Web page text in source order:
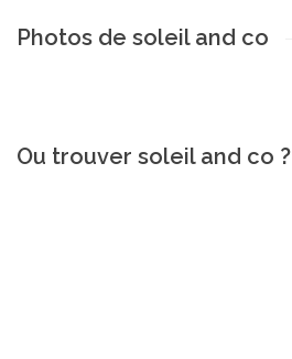
Photos de soleil and co
Ou trouver soleil and co ?